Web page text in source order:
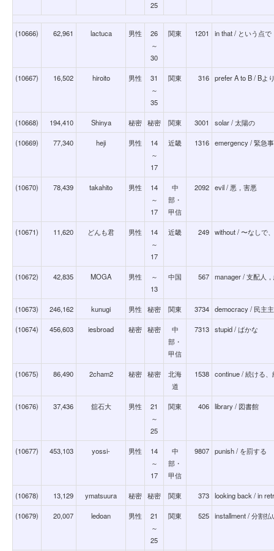
25
(10666) 62,961 lactuca 男性
26
～
30
関東 1201 in that / という点で
(10667) 16,502 hiroito 男性
31
～
35
関東 316 prefer A to B / Bよ
(10668) 194,410 Shinya 秘密 秘密 関東 3001 solar / 太陽の
(10669) 77,340 heji 男性
14
～
17
近畿 1316 emergency / 緊急
(10670) 78,439 takahito 男性
14
～
17
中
部・
甲信
2092 evil / 悪，害悪
(10671) 11,620 どんも君 男性
14
～
17
近畿 249 without / 〜なしで
(10672) 42,835 MOGA 男性
～
13
中国 567 manager / 支配人
(10673) 246,162 kunugi 男性 秘密 関東 3734 democracy / 民主
(10674) 456,603 iesbroad 秘密 秘密
中
部・
甲信
7313 stupid / ばかな
(10675) 86,490 2cham2 秘密 秘密
北海
道
1538 continue / 続ける
(10676) 37,436 舘石大 男性
21
～
25
関東 406 library / 図書館
(10677) 453,103 yossi- 男性
14
～
17
中
部・
甲信
9807 punish / を罰する
(10678) 13,129 ymatsuura 秘密 秘密 関東 373 looking back / in
(10679) 20,007 ledoan 男性
21
～
25
関東 525 installment / 分割